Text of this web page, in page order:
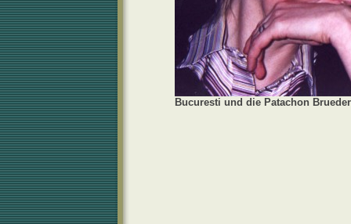
Bucuresti und die Patachon Brueder